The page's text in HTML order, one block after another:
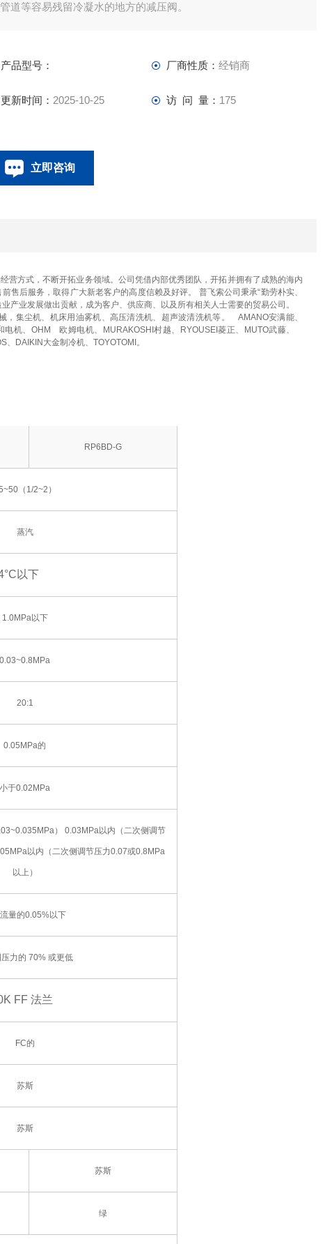
管道等容易残留冷凝水的地方的减压阀。
产品型号： 厂商性质： 经销商
更新时间： 2025-10-25 访 问 量： 175
立即咨询
营方式，不断开拓业务领域。公司凭借内部优秀团队，开拓并拥有了成熟的海内
后服务，取得广大新老客户的高度信赖及好评。 普飞索公司秉承“勤劳朴实、
业发展做出贡献，成为客户、供应商、以及所有相关人士需要的贸易公司。
集尘机、机床用油雾机、高压清洗机、超声波清洗机等。
AMANO安满能、
电机、OHM
欧姆电机、MURAKOSHI村越、RYOUSEI菱正、MUTO武藤、
DAIKIN大金制冷机、TOYOTOMI。
RP6BD-G
（1/2~2）
蒸汽
以下
1.0MPa以下
0.03~0.8MPa
20:1
0.05MPa的
小于0.02MPa
） 0.03MPa以内（二次侧调节
以内（二次侧调节压力0.07或0.8MPa
以上）
量的0.05%以下
力的 70% 或更低
FF 法兰
FC的
苏斯
苏斯
苏斯
绿